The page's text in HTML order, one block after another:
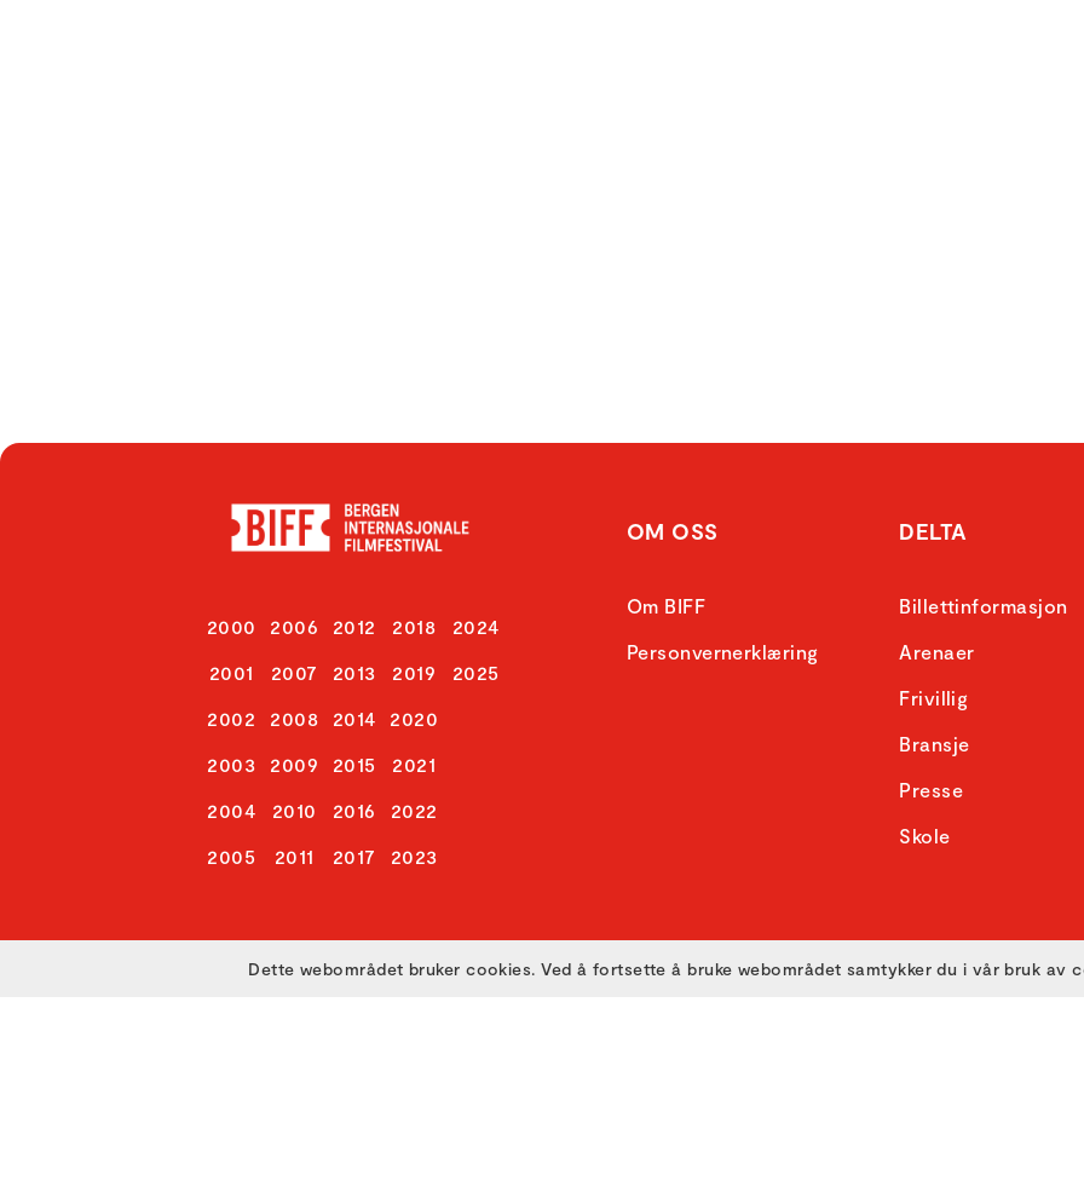
2000
2001
2002
2003
2004
2005
2006
2007
2008
2009
2010
2011
2012
2013
2014
2015
2016
2017
2018
2019
2020
2021
2022
2023
2024
2025
OM OSS
Om BIFF
Personvernerklæring
DELTA
Billettinformasjon
Arenaer
Frivillig
Bransje
Presse
Skole
Dette webområdet bruker cookies. Ved å fortsette å bruke webområdet samtykker du i vår bruk av